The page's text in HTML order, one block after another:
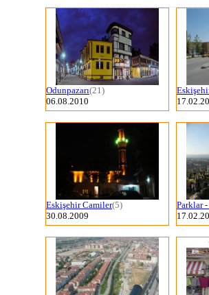
Odunpazarı(21)
06.08.2010
Eskişehir Camiler(5)
30.08.2009
Parklar